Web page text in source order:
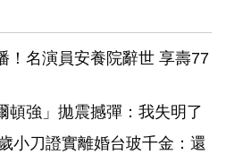
！名演員安養院辭世 享壽77
頓強」拋震撼彈：我失明了
小刀證實離婚台玻千金：還